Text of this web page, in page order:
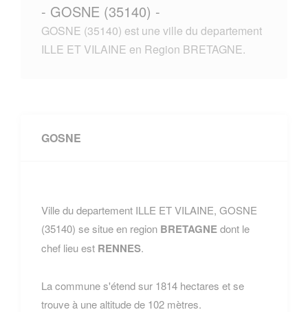
- GOSNE (35140) -
GOSNE (35140) est une ville du departement
ILLE ET VILAINE en Region BRETAGNE.
GOSNE
Ville du departement ILLE ET VILAINE, GOSNE
(35140) se situe en region BRETAGNEdont le
chef lieu est RENNES.
La commune s'étend sur 1814 hectares et se
trouve à une altitude de 102 mètres.